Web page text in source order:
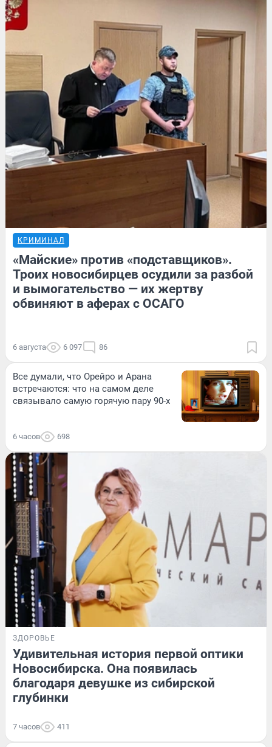
КРИМИНАЛ
«Майские» против «подставщиков».
Троих новосибирцев осудили за разбой
и вымогательство — их жертву
обвиняют в аферах с ОСАГО
6 августа 6 097 86
Все думали, что Орейро и Арана
встречаются: что на самом деле
связывало самую горячую пару 90-х
6 часов 698
ЗДОРОВЬЕ
Удивительная история первой оптики
Новосибирска. Она появилась
благодаря девушке из сибирской
глубинки
7 часов 411